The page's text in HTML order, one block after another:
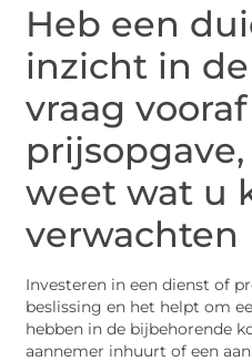
Heb een
inzicht in
vraag
weet wat u
verwachten
Investeren in een dienst of
beslissing en het helpt om
hebben in de bijbehorende
aannemer inhuurt of een